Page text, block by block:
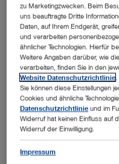
24.08.2026
28.08.2026
SA Thora/
Veterinary
Fort
29.08.2026
zu Marketingzwecken. Beim
uns beauftragte Dritte
Daten, auf Ihrem Endgerät,
und verarbeiten
ähnlicher Technologien. Hierfür
Weitere Angaben darüber, wie
verarbeiten, finden Sie in den
Website Datenschutzrichtlinie
Sie können diese Einstellungen
Cookies und ähnliche
Datenschutzrichtlinie und im
Widerruf hat keinen Einfluss auf
Widerruf der Einwilligung.
Impressum